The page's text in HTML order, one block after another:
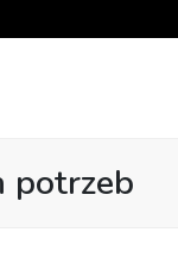
potrzeb